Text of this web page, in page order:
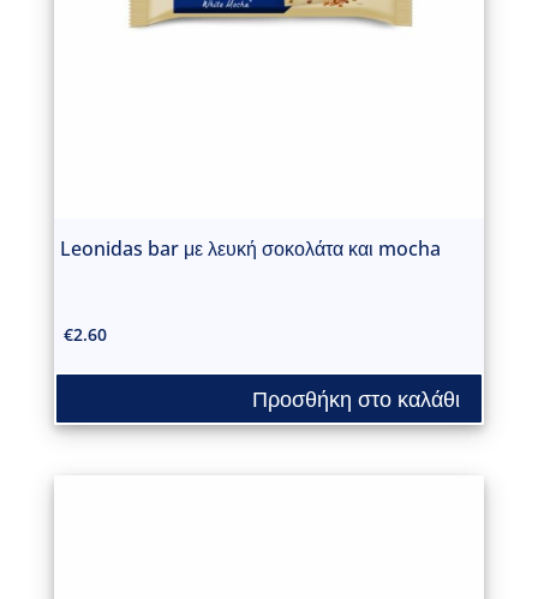
Leonidas bar με λευκή σοκολάτα και mocha
€2.60
Προσθήκη στο καλάθι